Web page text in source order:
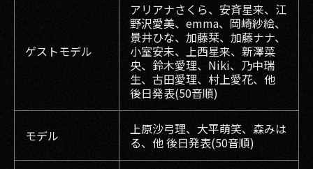
ゲストモデル
アリアナさくら、安斉星来、江
野沢愛美、emma、岡崎紗絵、
景井ひな、加藤栞、加藤ナナ、
小室安未、上西星来、新澤菜
央、鈴木愛理、Niki、乃中瑞
生、古田愛理、村上愛花、他
後日発表(50音順)
モデル
上原沙弓理、大平萌笑、森みは
る、他 後日発表(50音順)